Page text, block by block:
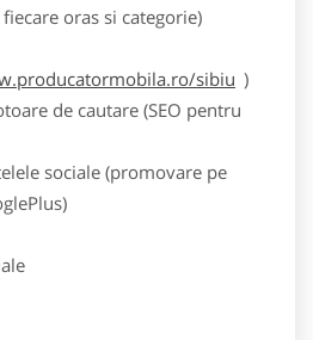
oras si categorie)
sibiu )
de cautare (SEO pentru
sociale (promovare pe